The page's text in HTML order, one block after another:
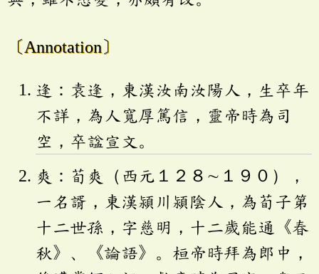
〔Annotation〕
逢：袁逢，東漢汝南汝陽人，生卒年
不詳，為人寬厚篤信，靈帝時為司
空，卒諡宣文。
爽：荀爽（西元１２８∼１９０），
一名諝，東漢潁川潁陰人，為荀子第
十二世孫，字慈明，十二歲能通《春
秋》、《論語》。桓帝時拜為郎中，